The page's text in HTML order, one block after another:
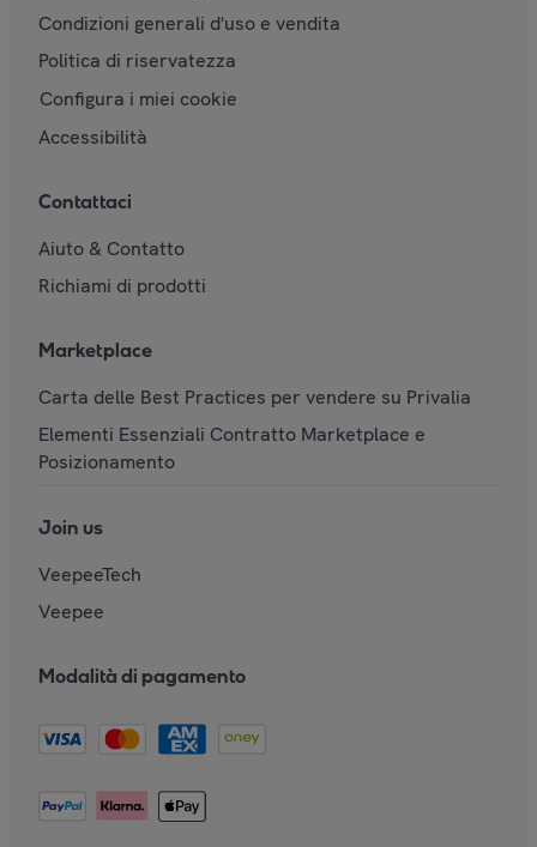
Condizioni generali d'uso e vendita
Politica di riservatezza
Configura i miei cookie
Accessibilità
Contattaci
Aiuto & Contatto
Richiami di prodotti
Marketplace
Carta delle Best Practices per vendere su Privalia
Elementi Essenziali Contratto Marketplace e
Posizionamento
Join us
VeepeeTech
Veepee
Modalità di pagamento